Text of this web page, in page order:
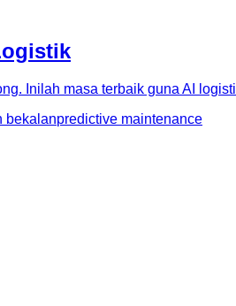
Inilah masa terbaik guna AI
bekalanpredictive maintenance